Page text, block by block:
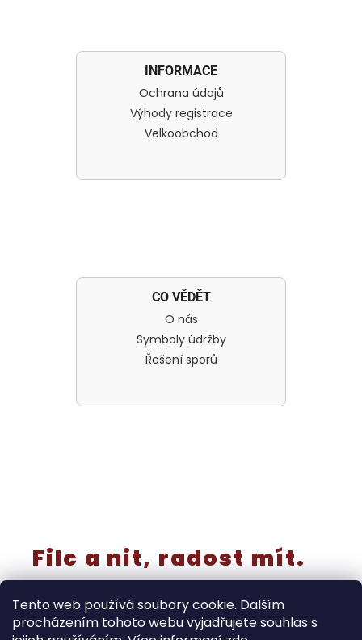
Tento web používá soubory cookie. Dalším
procházením tohoto webu vyjadřujete souhlas s
INFORMACE
Ochrana údajů
Výhody registrace
Velkoobchod
CO VĚDĚT
O nás
Symboly údržby
Řešení sporů
Filc a nit, radost mít.